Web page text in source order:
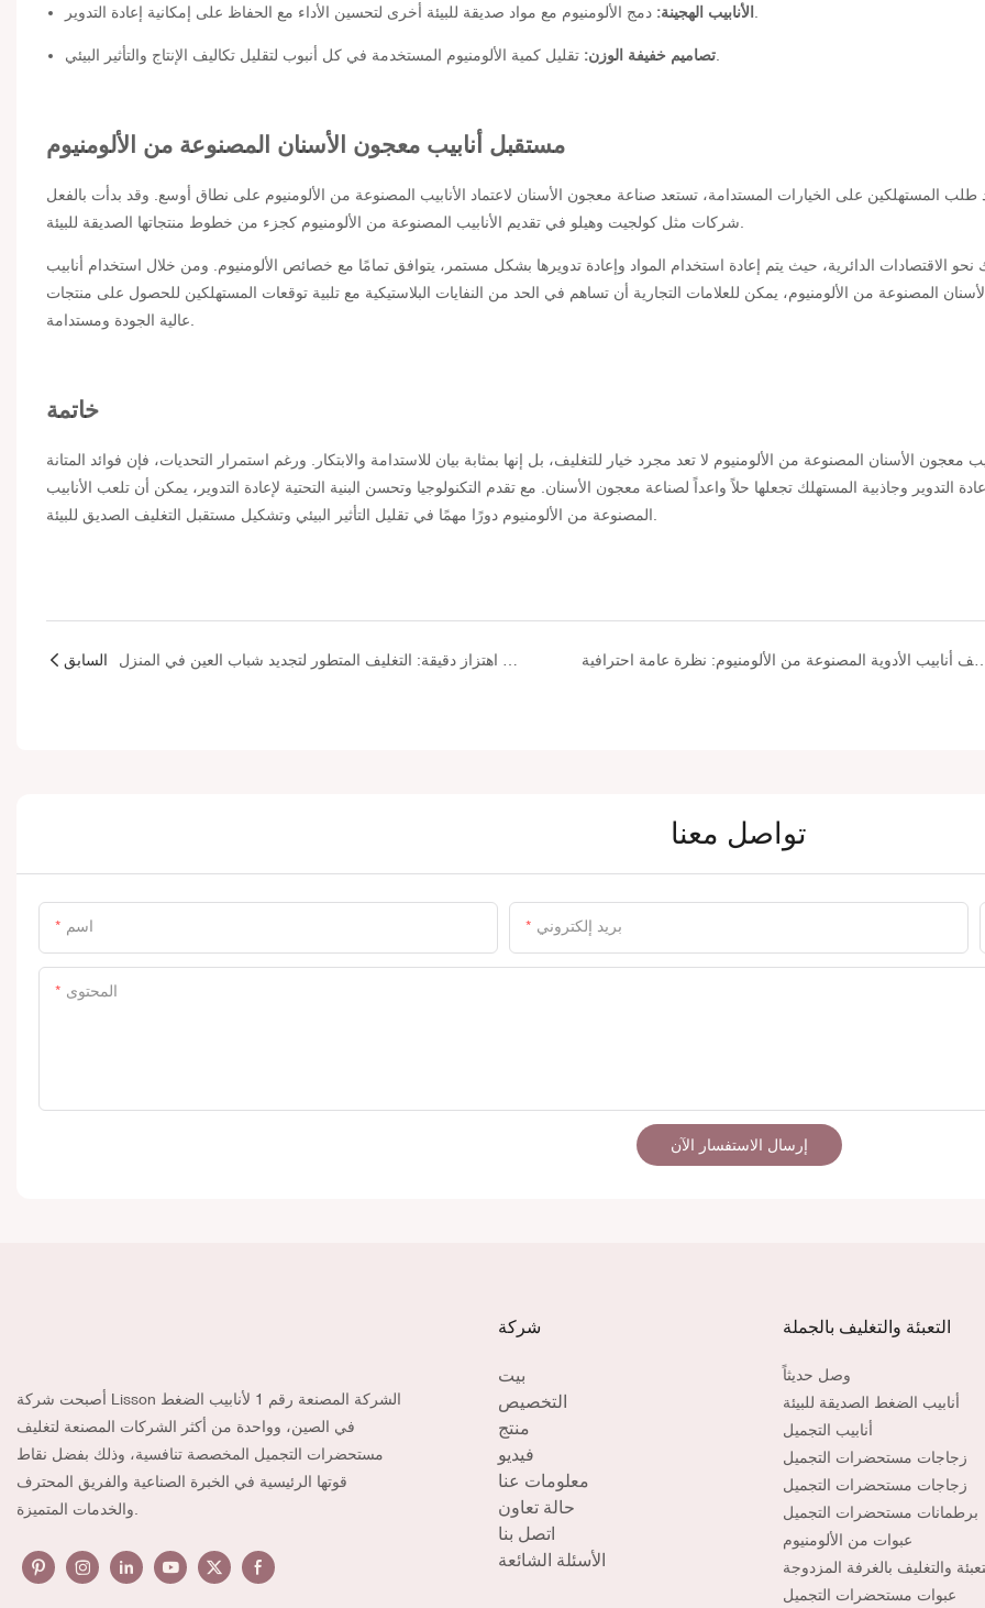
الأنابيب الهجينة: دمج الألومنيوم مع مواد صديقة للبيئة أخرى لتحسين الأداء مع الحفاظ على إمكانية إعادة التدوير.
تصاميم خفيفة الوزن:تقليل كمية الألومنيوم المستخدمة في كل أنبوب لتقليل تكاليف الإنتاج والتأثير البيئي.
مستقبل أنابيب معجون الأسنان المصنوعة من الألومنيوم
طلب المستهلكين على الخيارات المستدامة، تستعد صناعة معجون الأسنان لاعتماد الأنابيب المصنوعة من الألومنيوم على نطاق أوسع. وقد بدأت بالفعل
شركات مثل كولجيت وهيلو في تقديم الأنابيب المصنوعة من الألومنيوم كجزء من خطوط منتجاتها الصديقة للبيئة.
نحو الاقتصادات الدائرية، حيث يتم إعادة استخدام المواد وإعادة تدويرها بشكل مستمر، يتوافق تمامًا مع خصائص الألومنيوم. ومن خلال استخدام أنابيب
المصنوعة من الألومنيوم، يمكن للعلامات التجارية أن تساهم في الحد من النفايات البلاستيكية مع تلبية توقعات المستهلكين للحصول على منتجات
عالية الجودة ومستدامة.
خاتمة
معجون الأسنان المصنوعة من الألومنيوم لا تعد مجرد خيار للتغليف، بل إنها بمثابة بيان للاستدامة والابتكار. ورغم استمرار التحديات، فإن فوائد المتانة
التدوير وجاذبية المستهلك تجعلها حلاً واعداً لصناعة معجون الأسنان. مع تقدم التكنولوجيا وتحسن البنية التحتية لإعادة التدوير، يمكن أن تلعب الأنابيب
المصنوعة من الألومنيوم دورًا مهمًا في تقليل التأثير البيئي وتشكيل مستقبل التغليف الصديق للبيئة.
السابق تغليف أنابيب الأدوية المصنوعة من الألومنيوم: نظرة عامة احترافية
تواصل معنا
اسم بريد إلكتروني
المحتوى
إرسال الاستفسار الآن
أصبحت شركة Lisson الشركة المصنعة رقم 1 لأنابيب الضغط
في الصين، وواحدة من أكثر الشركات المصنعة لتغليف
مستحضرات التجميل المخصصة تنافسية، وذلك بفضل نقاط
قوتها الرئيسية في الخبرة الصناعية والفريق المحترف
شركة
بيت
التخصيص
منتج
فيديو
معلومات عنا
حالة تعاون
اتصل بنا
الأسئلة الشائعة
التعبئة والتغليف بالجملة
وصل حديثاً
أنابيب الضغط الصديقة للبيئة
أنابيب التجميل
زجاجات مستحضرات التجميل
زجاجات مستحضرات التجميل
برطمانات مستحضرات التجميل
عبوات من الألومنيوم
والتغليف بالغرفة المزدوجة
عبوات مستحضرات التجميل